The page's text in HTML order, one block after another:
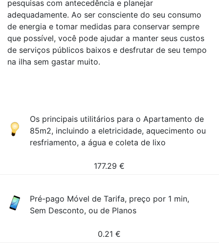
pesquisas com antecedência e planejar
adequadamente. Ao ser consciente do seu consumo
de energia e tomar medidas para conservar sempre
que possível, você pode ajudar a manter seus custos
de serviços públicos baixos e desfrutar de seu tempo
na ilha sem gastar muito.
Os principais utilitários para o Apartamento de
85m2, incluindo a eletricidade, aquecimento ou
resfriamento, a água e coleta de lixo
177.29 €
Pré-pago Móvel de Tarifa, preço por 1 min,
Sem Desconto, ou de Planos
0.21 €